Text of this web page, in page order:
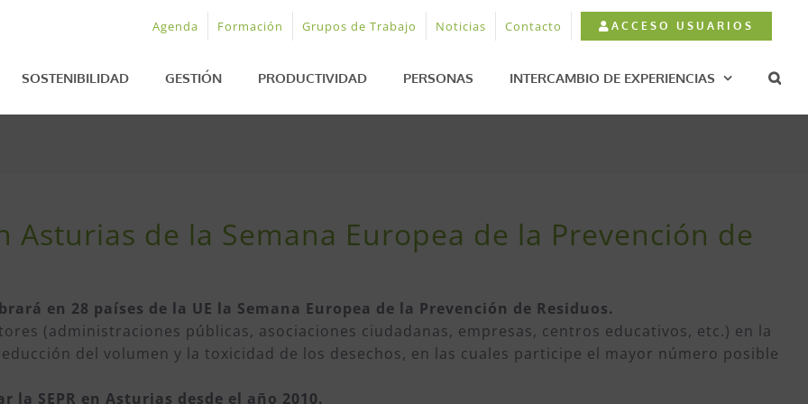
Agenda Formación Grupos de Trabajo Noticias Contacto ACCESO USUARIOS
SOSTENIBILIDAD GESTIÓN PRODUCTIVIDAD PERSONAS INTERCAMBIO DE EXPERIENCIAS
Asturias de la Semana Europea de la Prevención de
en 28 países de la UE la Semana Europea de la Prevención de Residuos.
(administraciones públicas, asociaciones ciudadanas, empresas, centros educativos, etc.) en la
del volumen y la toxicidad de los desechos, en las cuales participe el mayor número posible
la SEPR en Asturias desde el año 2010.